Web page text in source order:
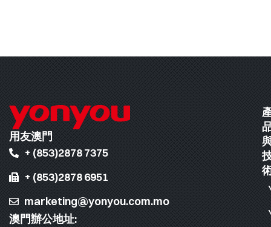
用友澳門
+ (853)2878 7375
+ (853)2878 6951
marketing@yonyou.com.mo
澳門辦公地址: